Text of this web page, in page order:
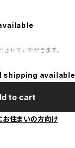
せていただきます。
shipping available
to cart
お住まいの方向け